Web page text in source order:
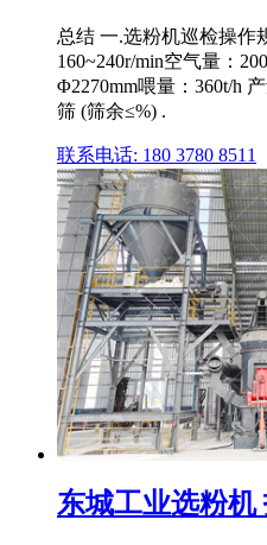
总结 一.选粉机巡检操作
160~240r/min空气量：
Φ2270mm喂量：360t/h
筛 (筛余≤%) .
联系电话: 180 3780 8511
东城工业选粉机